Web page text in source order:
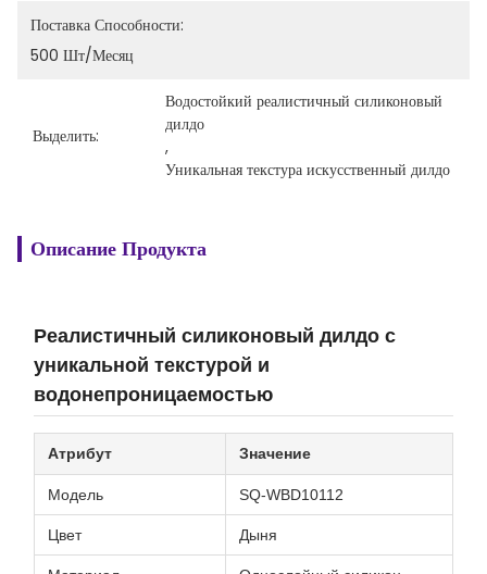
Поставка Способности:
500 Шт/месяц
Выделить:
Водостойкий реалистичный силиконовый
дилдо
,
Уникальная текстура искусственный дилдо
Описание Продукта
Реалистичный силиконовый дилдо с
уникальной текстурой и
водонепроницаемостью
Атрибут Значение
Модель SQ-WBD10112
Цвет Дыня